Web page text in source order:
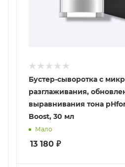
Бустер-сыворотка с
разглаживания,
выравнивания тона
Boost, 30 мл
Мало
13 180 ₽